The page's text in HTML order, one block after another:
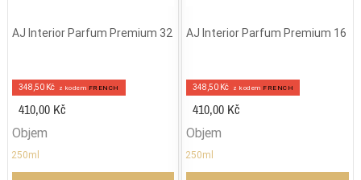
AJ Interior Parfum Premium 32
348,50 Kč z kodem FRENCH
410,00 Kč
Objem
250ml
AJ Interior Parfum Premium 16
348,50 Kč z kodem FRENCH
410,00 Kč
Objem
250ml